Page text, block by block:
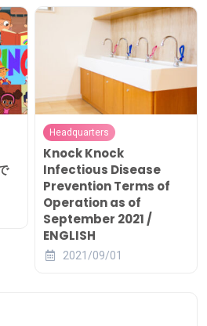
Headquarters
Knock Knock
Infectious Disease
Prevention Terms of
Operation as of
September 2021 /
ENGLISH
2021/09/01